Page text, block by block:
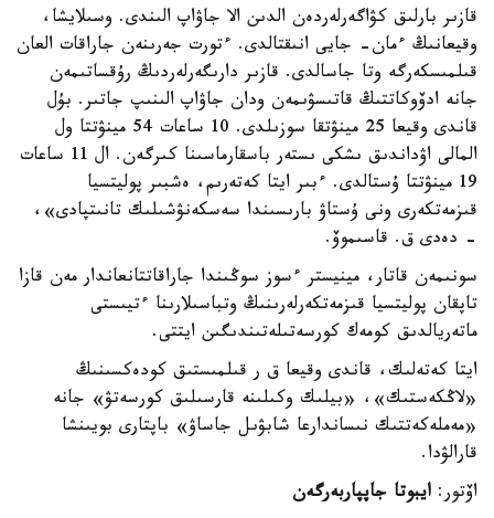
قازىر بارلىق كۋاگەرلەردەن الدىن الا جاۋاپ الىندى. وسىلايشا،
وقيعانىڭ ءمان- جايى انىقتالدى. ءتورت جەرىنەن جاراقات العان
قىلمىسكەرگە وتا جاسالدى. قازىر دارىگەرلەردىڭ رۇقساتىمەن
جانە ادۆوكاتتىڭ قاتىسۋىمەن ودان جاۋاپ الىنىپ جاتىر. بۇل
قاندى وقيعا 25 مينۋتقا سوزىلدى. 10 ساعات 54 مينۋتتا ول
المالى اۋداندىق ىشكى ىستەر باسقارماسىنا كىرگەن. ال 11 ساعات
19 مينۋتتا ۇستالدى. ءبىر ايتا كەتەرىم، ەشبىر پوليتسيا
قىزمەتكەرى ونى ۇستاۋ بارىسىندا سەسكەنۋشىلىك تانىتپادى»،
- دەدى ق. قاسىموۆ.
سونىمەن قاتار، مينيستر ءسوز سوڭىندا جاراقاتتانعاندار مەن قازا
تاپقان پوليتسيا قىزمەتكەرلەرىنىڭ وتباسىلارىنا ءتيىستى
ماتەريالدىق كومەك كورسەتىلەتىندىگىن ايتتى.
ايتا كەتەلىك، قاندى وقيعا ق ر قىلمىستىق كودەكسىنىڭ
«لاڭكەستىك»، «بيلىك وكىلىنە قارسىلىق كورسەتۋ» جانە
«مەملەكەتتىك نىساندارعا شابۋىل جاساۋ» باپتارى بويىنشا
قارالۋدا.
اۆتور: ايبوتا جاپپاربەرگەن